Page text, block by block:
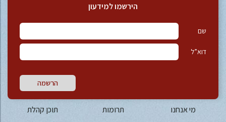
הירשמו למידעון
שם
דוא”ל
הרשמה
מי אנחנו תרומות
תוכן קהלת